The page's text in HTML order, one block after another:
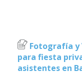
Fotografía y
para fiesta
asistentes en